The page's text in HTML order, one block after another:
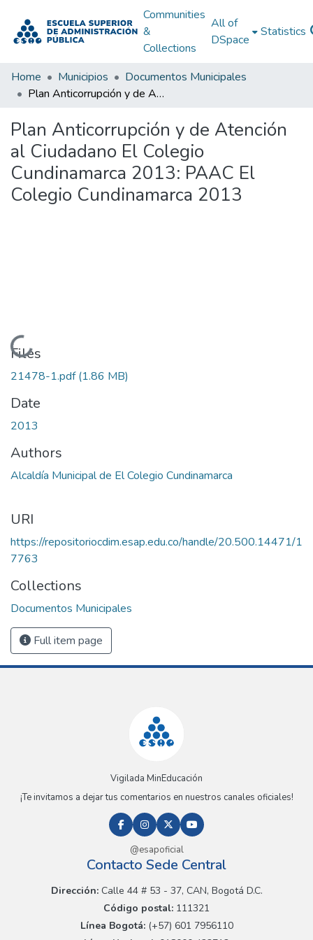
Communities
&
Collections
All of
DSpace
Statistics
Home Municipios
Documentos Municipales
Plan Anticorrupción y de Atención al Ciudadano El Colegio Cundinamarca 2013: PAAC El Colegio Cundinamarca 2013
Plan Anticorrupción y de Atención
al Ciudadano El Colegio
Cundinamarca 2013: PAAC El
Colegio Cundinamarca 2013
Loading...
Files
21478-1.pdf(1.86 MB)
Date
2013
Authors
Alcaldía Municipal de El Colegio Cundinamarca
URI
https://repositoriocdim.esap.edu.co/handle/20.500.14471/1
7763
Collections
Documentos Municipales
Full item page
Vigilada MinEducación
¡Te invitamos a dejar tus comentarios en nuestros canales oficiales!
@esapoficial
Contacto Sede Central
Dirección:Calle 44 # 53 - 37, CAN, Bogotá D.C.
Código postal: 111321
Línea Bogotá:(+57) 601 7956110